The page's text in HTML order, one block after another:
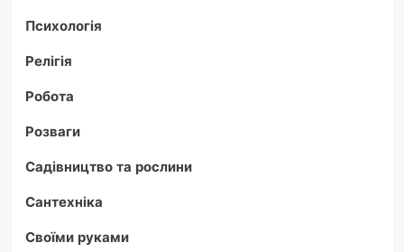
Психологія
Релігія
Робота
Розваги
Садівництво та рослини
Сантехніка
Своїми руками